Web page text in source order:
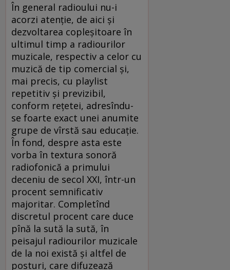
În general radioului nu-i
acorzi atenţie, de aici şi
dezvoltarea copleşitoare în
ultimul timp a radiourilor
muzicale, respectiv a celor cu
muzică de tip comercial şi,
mai precis, cu playlist
repetitiv şi previzibil,
conform reţetei, adresîndu-
se foarte exact unei anumite
grupe de vîrstă sau educaţie.
În fond, despre asta este
vorba în textura sonoră
radiofonică a primului
deceniu de secol XXI, într-un
procent semnificativ
majoritar. Completînd
discretul procent care duce
pînă la sută la sută, în
peisajul radiourilor muzicale
de la noi există şi altfel de
posturi, care difuzează